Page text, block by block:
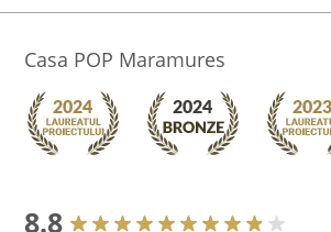
Casa POP Maramures
8.8